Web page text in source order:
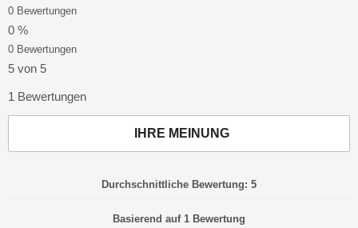
0 Bewertungen
0 %
0 Bewertungen
5 von 5
1 Bewertungen
IHRE MEINUNG
Durchschnittliche Bewertung: 5
Basierend auf 1 Bewertung